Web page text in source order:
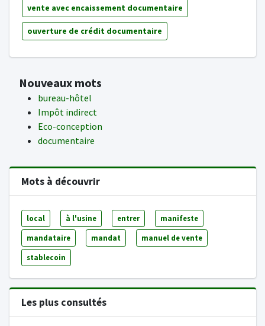
vente avec encaissement documentaire
ouverture de crédit documentaire
Nouveaux mots
bureau-hôtel
Impôt indirect
Eco-conception
documentaire
Mots à découvrir
local à l'usine entrer manifeste
mandataire mandat manuel de vente
stablecoin
Les plus consultés